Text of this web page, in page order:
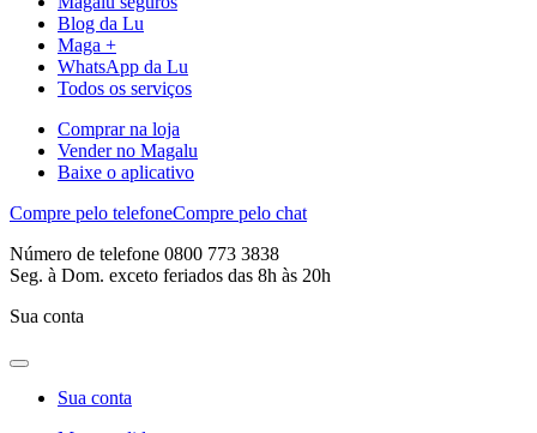
Blog da Lu
Maga +
WhatsApp da Lu
Todos os serviços
Comprar na loja
Vender no Magalu
Baixe o aplicativo
Compre pelo telefoneCompre pelo chat
Número de telefone 0800 773 3838
Seg. à Dom. exceto feriados das 8h às 20h
Sua conta
Sua conta